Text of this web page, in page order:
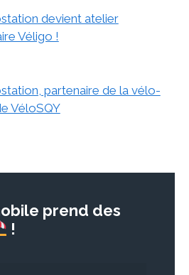
devient atelier
Véligo !
partenaire de la vélo-
VéloSQY
prend des
!